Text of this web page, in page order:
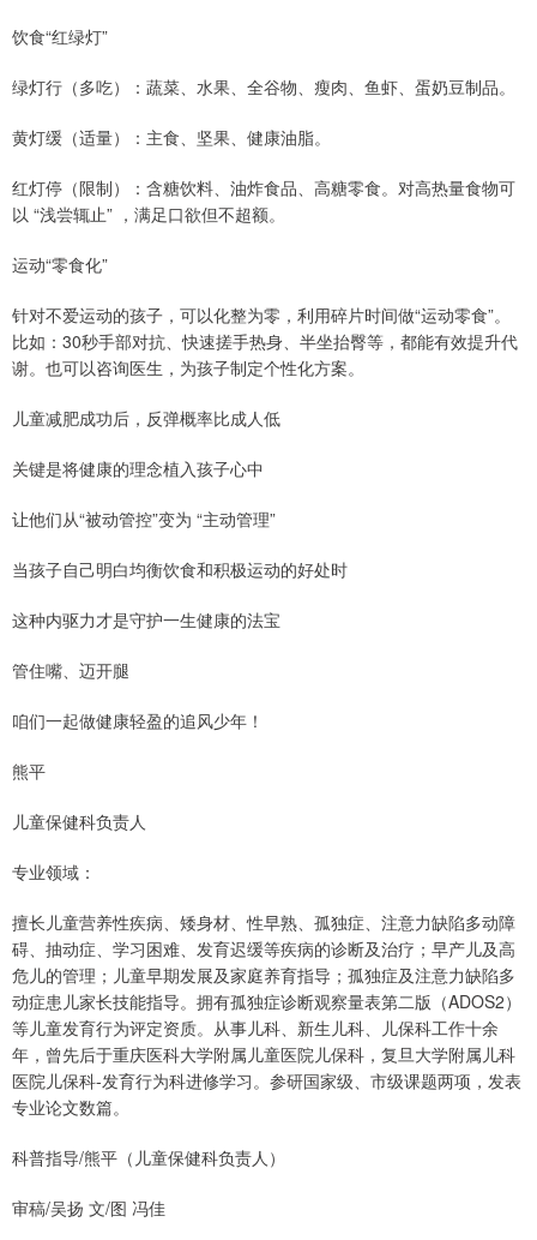
饮食“红绿灯”
绿灯行（多吃）：蔬菜、水果、全谷物、瘦肉、鱼虾、蛋奶豆制品。
黄灯缓（适量）：主食、坚果、健康油脂。
红灯停（限制）：含糖饮料、油炸食品、高糖零食。对高热量食物可
以 “浅尝辄止” ，满足口欲但不超额。
运动“零食化”
针对不爱运动的孩子，可以化整为零，利用碎片时间做“运动零食”。
比如：30秒手部对抗、快速搓手热身、半坐抬臀等，都能有效提升代
谢。也可以咨询医生，为孩子制定个性化方案。
儿童减肥成功后，反弹概率比成人低
关键是将健康的理念植入孩子心中
让他们从“被动管控”变为 “主动管理”
当孩子自己明白均衡饮食和积极运动的好处时
这种内驱力才是守护一生健康的法宝
管住嘴、迈开腿
咱们一起做健康轻盈的追风少年！
熊平
儿童保健科负责人
专业领域：
擅长儿童营养性疾病、矮身材、性早熟、孤独症、注意力缺陷多动障
碍、抽动症、学习困难、发育迟缓等疾病的诊断及治疗；早产儿及高
危儿的管理；儿童早期发展及家庭养育指导；孤独症及注意力缺陷多
动症患儿家长技能指导。拥有孤独症诊断观察量表第二版（ADOS2）
等儿童发育行为评定资质。从事儿科、新生儿科、儿保科工作十余
年，曾先后于重庆医科大学附属儿童医院儿保科，复旦大学附属儿科
医院儿保科-发育行为科进修学习。参研国家级、市级课题两项，发表
专业论文数篇。
科普指导/熊平（儿童保健科负责人）
审稿/吴扬 文/图 冯佳